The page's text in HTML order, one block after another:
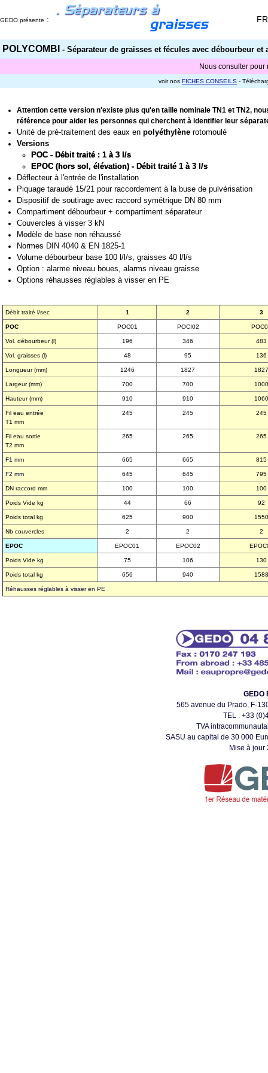
GEDO présente :
POLYCOMBI - Séparateur de graisses et fécules avec débourbeur
Nous consulter
voir nos FICHES CONSEILS -
Attention cette version n'existe plus qu'en taille nominale TN1 et TN2,
référence pour aider les personnes qui cherchent à identifier leur
Unité de pré-traitement des eaux en polyéthylène rotomoulé
Versions
POC - Débit traité : 1 à 3 l/s
EPOC (hors sol, élévation) - Débit traité 1 à 3 l/s
Déflecteur à l'entrée de l'installation
Piquage taraudé 15/21 pour raccordement à la buse de pulvérisation
Dispositif de soutirage avec raccord symétrique DN 80 mm
Compartiment débourbeur + compartiment séparateur
Couvercles à visser 3 kN
Modèle de base non réhaussé
Normes DIN 4040 & EN 1825-1
Volume débourbeur base 100 l/l/s, graisses 40 l/l/s
Option : alarme niveau boues, alarms niveau graisse
Options réhausses réglables à visser en PE
Débit traité l/sec 1 2 3
POC POC01 POCI02
Vol. débourbeur (l) 196 346 483
Vol. graisses (l) 48 95 136
Longueur (mm) 1246 1827 1827
Largeur (mm) 700 700 1000
Hauteur (mm) 910 910 1060
Fil eau entrée
T1 mm
245 245 245
Fil eau sortie
T2 mm
265 265 265
F1 mm 665 665 815
F2 mm 645 645 795
DN raccord mm 100 100 100
Poids Vide kg 44 66 92
Poids total kg 625 900 1550
Nb couvercles 2 2 2
EPOC EPOC01 EPOC02
Poids Vide kg 75 106 130
Poids total kg 656 940 1588
Réhausses réglables à visser en PE
GEDO
565 avenue du Prado, F-
TEL : +33
TVA
SASU au capital de 30 000
Mise à jour